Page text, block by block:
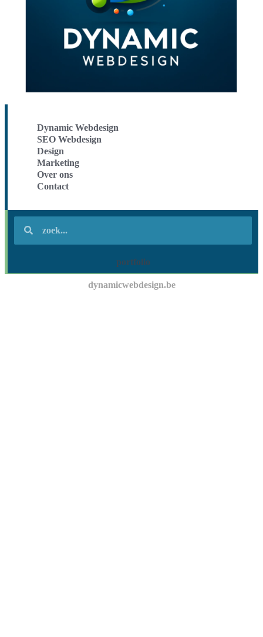
Dynamic Webdesign
SEO Webdesign
Design
Marketing
Over ons
Contact
portfolio
dynamicwebdesign.be